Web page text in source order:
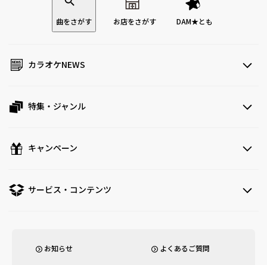
曲をさがす お店をさがす DAM★とも
カラオケNEWS
特集・ジャンル
キャンペーン
サービス・コンテンツ
お知らせ よくあるご質問